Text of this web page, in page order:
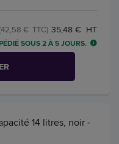
35,48 € HT
€ TTC)
SOUS 2 À 5 JOURS.
14 litres, noir -